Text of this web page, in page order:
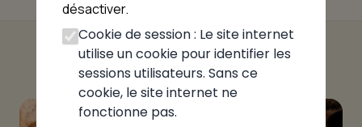
désactiver.
Cookie de session : Le site internet
utilise un cookie pour identifier les
sessions utilisateurs. Sans ce
cookie, le site internet ne
fonctionne pas.